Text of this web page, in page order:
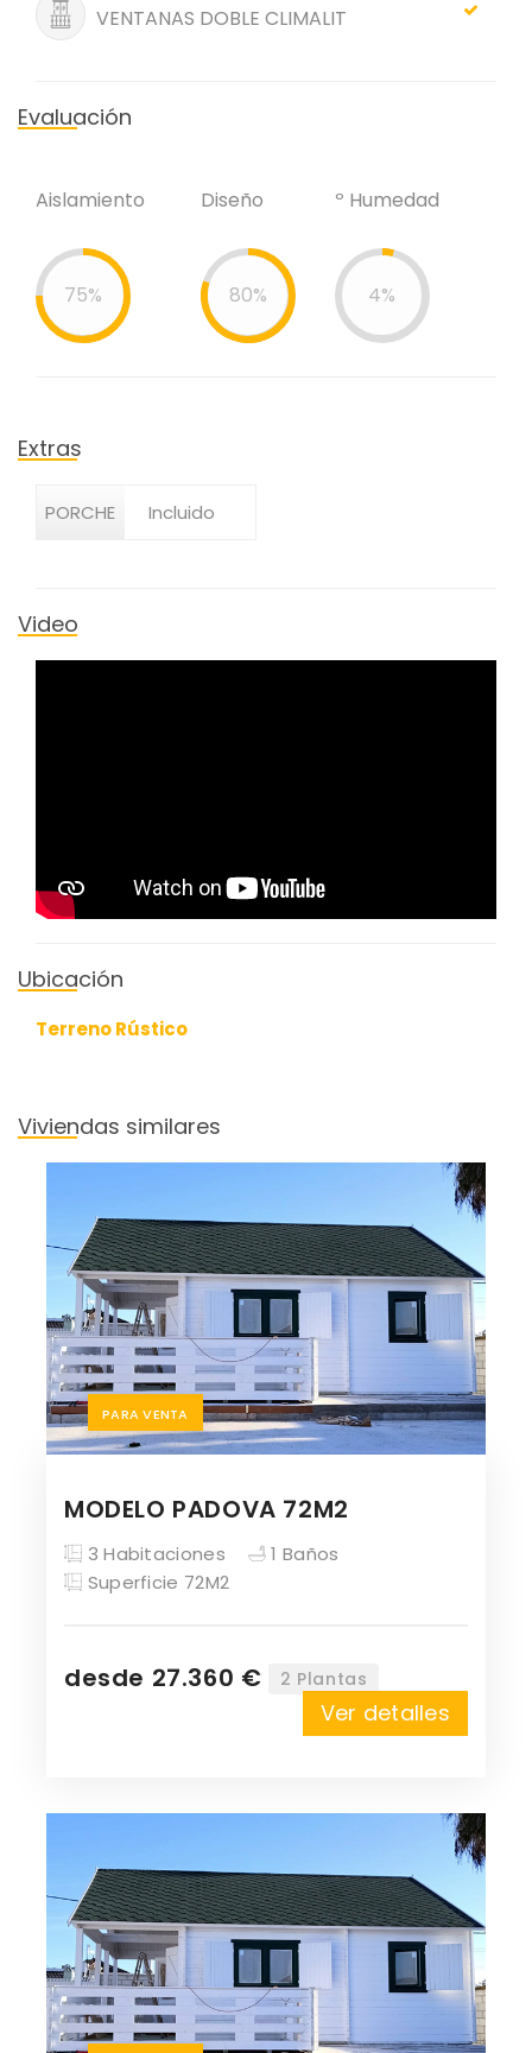
VENTANAS DOBLE CLIMALIT
Evaluación
Aislamiento
75%
Diseño
80%
º Humedad
4%
Extras
Incluido
PORCHE
Video
Ubicación
Terreno Rústico
Viviendas similares
PARA VENTA
MODELO PADOVA 72M2
3 Habitaciones
1 Baños
Superficie 72M2
desde 27.360 € 2 Plantas
Ver detalles